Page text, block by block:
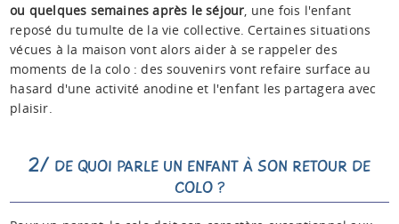
ou quelques semaines après le séjour , une fois l'enfant
reposé du tumulte de la vie collective. Certaines situations
vécues à la maison vont alors aider à se rappeler des
moments de la colo : des souvenirs vont refaire surface au
hasard d'une activité anodine et l'enfant les partagera avec
plaisir.
2/ DE QUOI PARLE UN ENFANT À SON RETOUR DE
COLO ?